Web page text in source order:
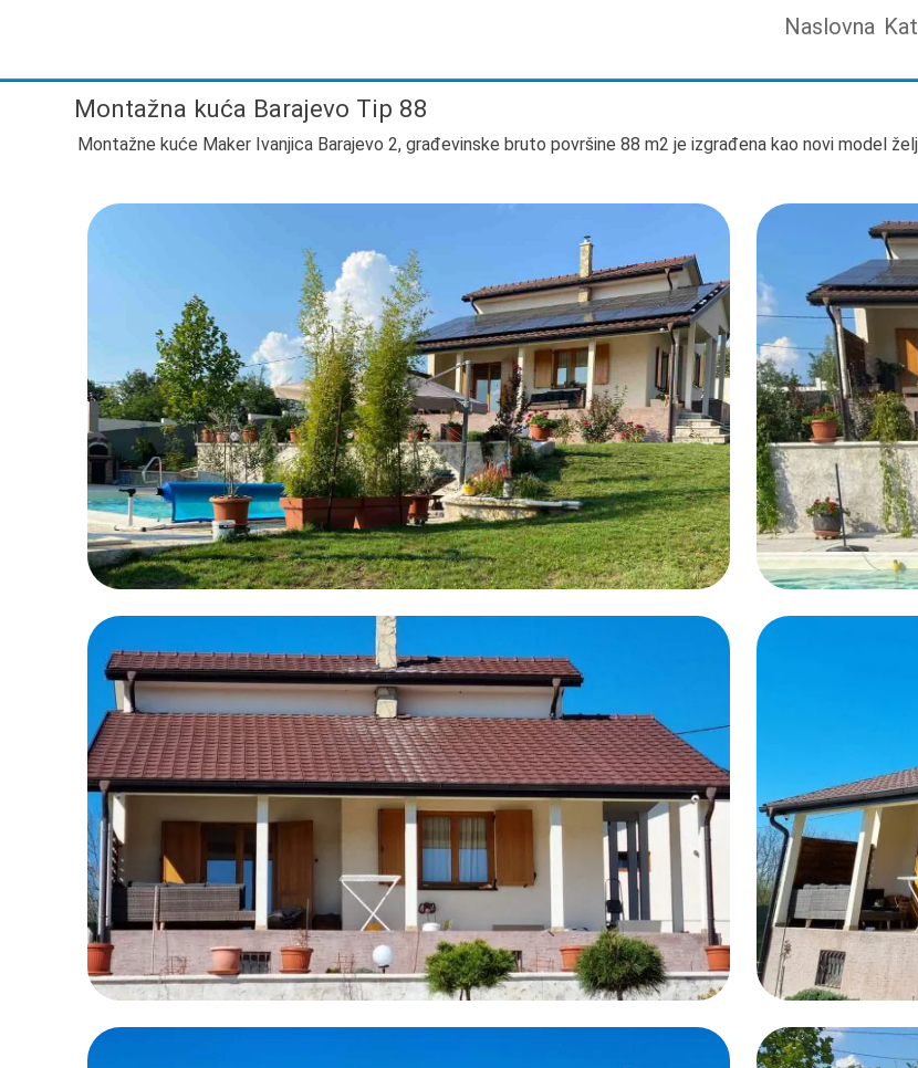
Naslovna
Montažna kuća Barajevo Tip 88
Montažne kuće Maker Ivanjica Barajevo 2, građevinske bruto površine 88 m2 je izgrađena kao novi model